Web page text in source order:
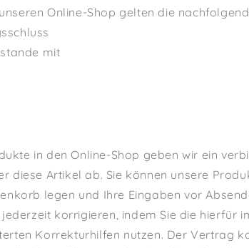
Online-Shop gelten die
mit
in den Online-Shop geben wir ein
diese Artikel ab. Sie können unsere
legen und Ihre Eingaben vor
korrigieren, indem Sie die hierfür
Korrekturhilfen nutzen. Der Vertrag